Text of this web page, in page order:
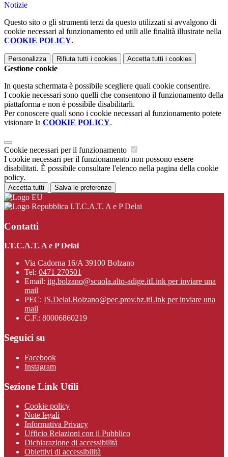
Notizie
Questo sito o gli strumenti terzi da questo utilizzati si avvalgono di
cookie necessari al funzionamento ed utili alle finalità illustrate nella
COOKIE POLICY.
Personalizza Rifiuta tutti i cookies Accetta tutti i cookies
Gestione cookie
In questa schermata è possibile scegliere quali cookie consentire.
I cookie necessari sono quelli che consentono il funzionamento della
piattaforma e non è possibile disabilitarli.
Per conoscere quali sono i cookie necessari al funzionamento potete
visionare la COOKIE POLICY.
Cookie necessari per il funzionamento
I cookie necessari per il funzionamento non possono essere
disabilitati. È possibile consultare l'elenco nella pagina della cookie
policy.
Accetta tutti Salva le preferenze
I.T.C.A.T. A e P Delai
Contatti
I.T.C.A.T. A e P Delai
Via Cadorna 16/A 39100 Bolzano
Tel: 0471 270501
Email: itg.bolzano@scuola.alto-adige.itLink per inviare una
mail
PEC: IS.Delai.Bolzano@pec.prov.bz.itLink per inviare una
mail
C.F.: 80006860219
Seguici su
Facebook
Instagram
Sezione Link Utili
Cookie policy
Note legali
Informativa Privacy
Ufficio Relazioni con il Pubblico
Dichiarazione di accessibilità
Obiettivi di accessibilità